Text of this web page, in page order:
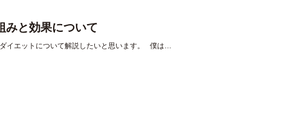
みと効果について
イエットについて解説したいと思います。 僕は…